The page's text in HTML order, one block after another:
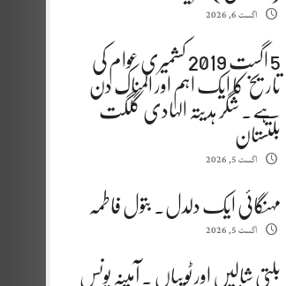
اگست 6, 2026
5 اگست 2019 کشمیری عوام کی
تاریخ کا ایک اہم اور المناک دن
ہے. شگر ہدیتہ الہادی گلگت
بلتستان
اگست 5, 2026
مہنگائی ایک دلدل. بتول فاطمہ
اگست 5, 2026
بلتی شالیں اور ٹوپیاں . آمینہ یونس